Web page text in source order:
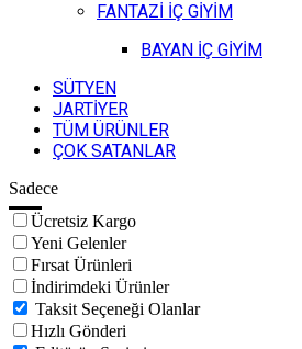
FANTAZİ İÇ GİYİM
BAYAN İÇ GİYİM
SÜTYEN
JARTİYER
TÜM ÜRÜNLER
ÇOK SATANLAR
Sadece
Ücretsiz Kargo
Yeni Gelenler
Fırsat Ürünleri
İndirimdeki Ürünler
Taksit Seçeneği Olanlar
Hızlı Gönderi